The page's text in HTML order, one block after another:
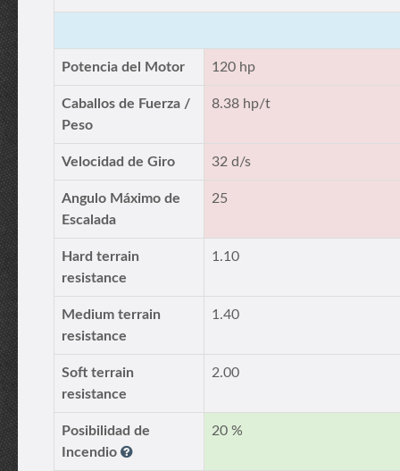
Potencia del Motor 120 hp
Caballos de Fuerza /
Peso
8.38 hp/t
Velocidad de Giro 32 d/s
Angulo Máximo de
Escalada
25
Hard terrain
resistance
1.10
Medium terrain
resistance
1.40
Soft terrain
resistance
2.00
Posibilidad de
Incendio
20 %